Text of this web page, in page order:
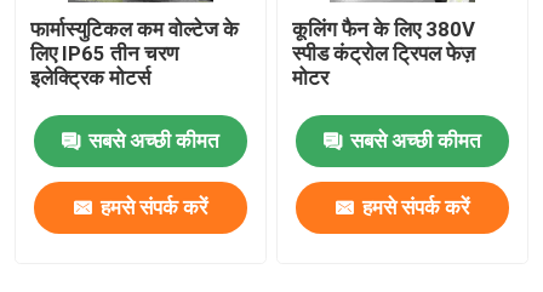
फार्मास्युटिकल कम वोल्टेज के
लिए IP65 तीन चरण
इलेक्ट्रिक मोटर्स
सबसे अच्छी कीमत
हमसे संपर्क करें
कूलिंग फैन के लिए 380V
स्पीड कंट्रोल ट्रिपल फेज़
मोटर
सबसे अच्छी कीमत
हमसे संपर्क करें